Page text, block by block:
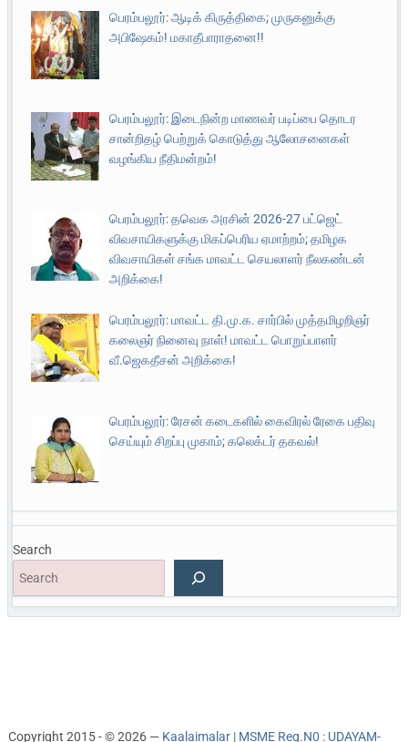
பெரம்பலூர்: ஆடிக் கிருத்திகை; முருகனுக்கு
அபிஷேகம்! மகாதீபாராதனை!!
பெரம்பலூர்: இடைநின்ற மாணவர் படிப்பை தொடர
சான்றிதழ் பெற்றுக் கொடுத்து ஆலோசனைகள்
வழங்கிய நீதிமன்றம்!
பெரம்பலூர்: தவெக அரசின் 2026-27 பட்ஜெட்
விவசாயிகளுக்கு மிகப்பெரிய ஏமாற்றம்; தமிழக
விவசாயிகள் சங்க மாவட்ட செயலாளர் நீலகண்டன்
அறிக்கை!
பெரம்பலூர்: மாவட்ட தி.மு.க. சார்பில் முத்தமிழறிஞர்
கலைஞர் நினைவு நாள்! மாவட்ட பொறுப்பாளர்
வீ.ஜெகதீசன் அறிக்கை!
பெரம்பலூர்: ரேசன் கடைகளில் கைவிரல் ரேகை பதிவு
செய்யும் சிறப்பு முகாம்; கலெக்டர் தகவல்!
Search
Copyright 2015 - © 2026 — Kaalaimalar | MSME Reg.N0 : UDAYAM-